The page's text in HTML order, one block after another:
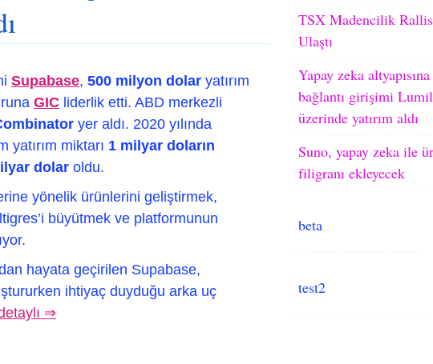
Supabase, 500 milyon dolar yatırım
GIC liderlik etti. ABD merkezli
yer aldı. 2020 yılında
yatırım miktarı 1 milyar doların
dolar oldu.
yönelik ürünlerini geliştirmek,
büyütmek ve platformunun
hayata geçirilen Supabase,
ihtiyaç duyduğu arka uç
⇒
TSX Madencilik
Ulaştı
Yapay zeka
bağlantı girişimi
üzerinde yatırım aldı
Suno, yapay zeka ile
filigranı ekleyecek
beta
test2